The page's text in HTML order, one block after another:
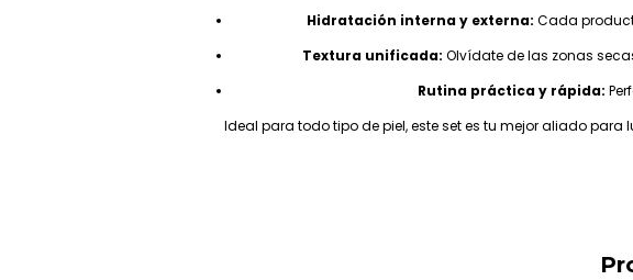
Hidratación interna y externa: Cada
Textura unificada: Olvídate de las zonas
Rutina práctica y rápida:
Ideal para todo tipo de piel, este set es tu mejor aliado